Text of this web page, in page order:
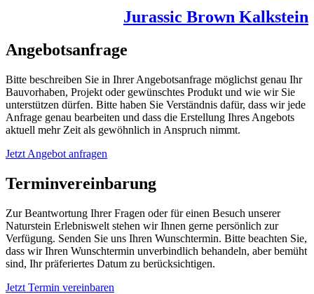
Jurassic Brown Kalkstein
Angebotsanfrage
Bitte beschreiben Sie in Ihrer Angebotsanfrage möglichst genau Ihr
Bauvorhaben, Projekt oder gewünschtes Produkt und wie wir Sie
unterstützen dürfen. Bitte haben Sie Verständnis dafür, dass wir jede
Anfrage genau bearbeiten und dass die Erstellung Ihres Angebots
aktuell mehr Zeit als gewöhnlich in Anspruch nimmt.
Jetzt Angebot anfragen
Terminvereinbarung
Zur Beantwortung Ihrer Fragen oder für einen Besuch unserer
Naturstein Erlebniswelt stehen wir Ihnen gerne persönlich zur
Verfügung. Senden Sie uns Ihren Wunschtermin. Bitte beachten Sie,
dass wir Ihren Wunschtermin unverbindlich behandeln, aber bemüht
sind, Ihr präferiertes Datum zu berücksichtigen.
Jetzt Termin vereinbaren